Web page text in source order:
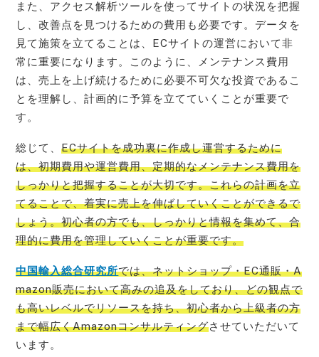
また、アクセス解析ツールを使ってサイトの状況を把握
し、改善点を見つけるための費用も必要です。データを
見て施策を立てることは、ECサイトの運営において非
常に重要になります。このように、メンテナンス費用
は、売上を上げ続けるために必要不可欠な投資であるこ
とを理解し、計画的に予算を立てていくことが重要で
す。
総じて、ECサイトを成功裏に作成し運営するために
は、初期費用や運営費用、定期的なメンテナンス費用を
しっかりと把握することが大切です。これらの計画を立
てることで、着実に売上を伸ばしていくことができるで
しょう。初心者の方でも、しっかりと情報を集めて、合
理的に費用を管理していくことが重要です。
中国輸入総合研究所では、ネットショップ・EC通販・A
mazon販売において高みの追及をしており、どの観点で
も高いレベルでリソースを持ち、初心者から上級者の方
まで幅広くAmazonコンサルティングさせていただいて
います。